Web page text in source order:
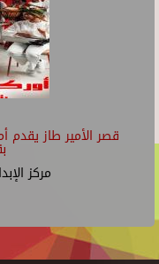
قصر الأمير طاز يقدم
مركز